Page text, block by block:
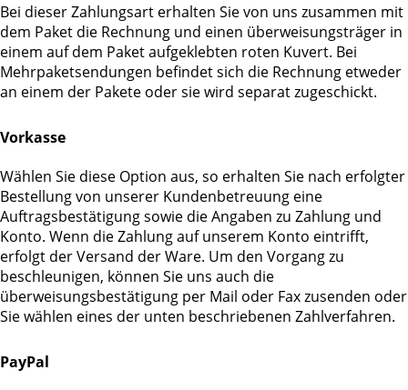
Bei dieser Zahlungsart erhalten Sie von uns zusammen mit
dem Paket die Rechnung und einen überweisungsträger in
einem auf dem Paket aufgeklebten roten Kuvert. Bei
Mehrpaketsendungen befindet sich die Rechnung etweder
an einem der Pakete oder sie wird separat zugeschickt.
Vorkasse
Wählen Sie diese Option aus, so erhalten Sie nach erfolgter
Bestellung von unserer Kundenbetreuung eine
Auftragsbestätigung sowie die Angaben zu Zahlung und
Konto. Wenn die Zahlung auf unserem Konto eintrifft,
erfolgt der Versand der Ware. Um den Vorgang zu
beschleunigen, können Sie uns auch die
überweisungsbestätigung per Mail oder Fax zusenden oder
Sie wählen eines der unten beschriebenen Zahlverfahren.
PayPal